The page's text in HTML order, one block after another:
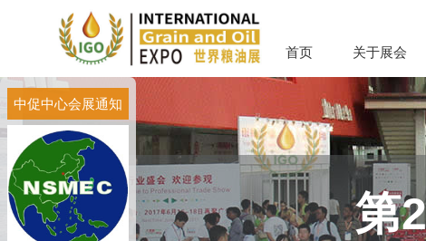
首页 关于展会
第
中促中心会展通知